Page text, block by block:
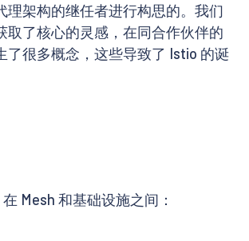
理架构的继任者进行构思的。我们
取了核心的灵感，在同合作伙伴的
了很多概念，这些导致了 Istio 的诞
Mesh 和基础设施之间：